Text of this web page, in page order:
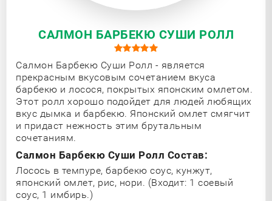
САЛМОН БАРБЕКЮ СУШИ РОЛЛ
Салмон Барбекю Суши Ролл - является
прекрасным вкусовым сочетанием вкуса
барбекю и лосося, покрытых японским омлетом.
Этот ролл хорошо подойдет для людей любящих
вкус дымка и барбекю. Японский омлет смягчит
и придаст нежность этим брутальным
сочетаниям.
Салмон Барбекю Суши Ролл Состав:
Лосось в темпуре, барбекю соус, кунжут,
японский омлет, рис, нори. (Входит: 1 соевый
соус, 1 имбирь.)